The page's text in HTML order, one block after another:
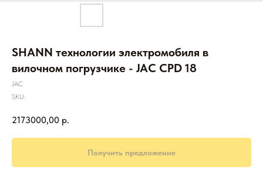
SHANN технологии электромобиля в
вилочном погрузчике - JAC CPD 18
JAC
SKU:
2173000,00 р.
Получить предложение